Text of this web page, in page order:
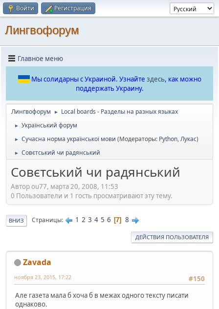
Войти Регистрация
Лингвофорум
Главное меню
Мы солидарны с Украиной. Узнайте здесь, как можно
поддержать Украину.
Лингвофорум ► Local boards - Разделы на разных языках
► Український форум
► Сучасна норма української мови (Модераторы: Python,Лукас)
► Совєтський чи радянський
Совєтський чи радянський
Автор ou77, марта 20, 2008, 11:53
0 Пользователи и 1 гость просматривают эту тему.
ВНИЗ Страницы 1 2 3 4 5 6 7 8
ДЕЙСТВИЯ ПОЛЬЗОВАТЕЛЯ
Zavada
#150
ноября 23, 2015, 17:22
Але газета мала б хоча б в межах одного тексту писати
однаково.